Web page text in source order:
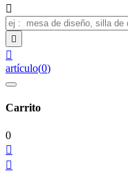



artículo(0)
Carrito
0

